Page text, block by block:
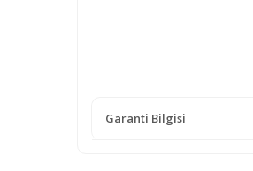
Garanti Bilgisi